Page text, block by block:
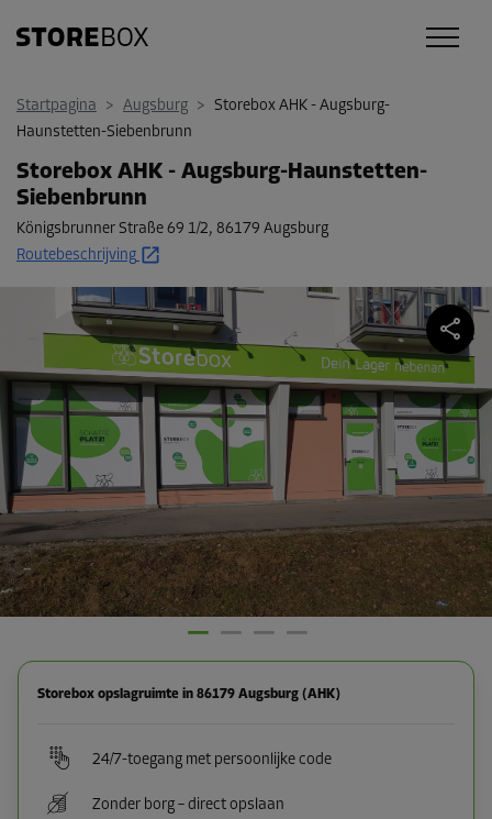
Startpagina > Augsburg > Storebox AHK - Augsburg-
Haunstetten-Siebenbrunn
Storebox AHK - Augsburg-Haunstetten-
Siebenbrunn
Königsbrunner Straße 69 1/2, 86179 Augsburg
Routebeschrijving
Storebox opslagruimte in 86179 Augsburg (AHK)
24/7-toegang met persoonlijke code
Zonder borg – direct opslaan